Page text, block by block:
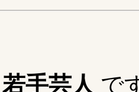
若手芸人 で